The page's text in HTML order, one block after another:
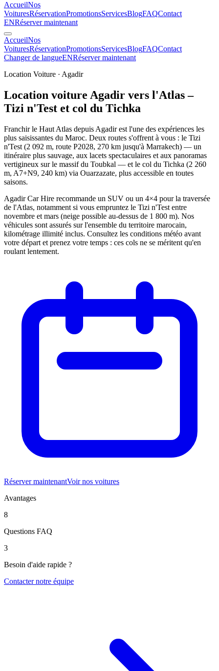
AccueilNos
VoituresRéservationPromotionsServicesBlogFAQContact
ENRéserver maintenant
AccueilNos
VoituresRéservationPromotionsServicesBlogFAQContact
Changer de langueENRéserver maintenant
Location Voiture · Agadir
Location voiture Agadir vers l'Atlas –
Tizi n'Test et col du Tichka
Franchir le Haut Atlas depuis Agadir est l'une des expériences les
plus saisissantes du Maroc. Deux routes s'offrent à vous : le Tizi
n'Test (2 092 m, route P2028, 270 km jusqu'à Marrakech) — un
itinéraire plus sauvage, aux lacets spectaculaires et aux panoramas
vertigineux sur le massif du Toubkal — et le col du Tichka (2 260
m, A7+N9, 240 km) via Ouarzazate, plus accessible en toutes
saisons.
Agadir Car Hire recommande un SUV ou un 4×4 pour la traversée
de l'Atlas, notamment si vous empruntez le Tizi n'Test entre
novembre et mars (neige possible au-dessus de 1 800 m). Nos
véhicules sont assurés sur l'ensemble du territoire marocain,
kilométrage illimité inclus. Consultez les conditions météo avant
votre départ et prenez votre temps : ces cols ne se méritent qu'en
roulant lentement.
Réserver maintenantVoir nos voitures
Avantages
8
Questions FAQ
3
Besoin d'aide rapide ?
Contacter notre équipe